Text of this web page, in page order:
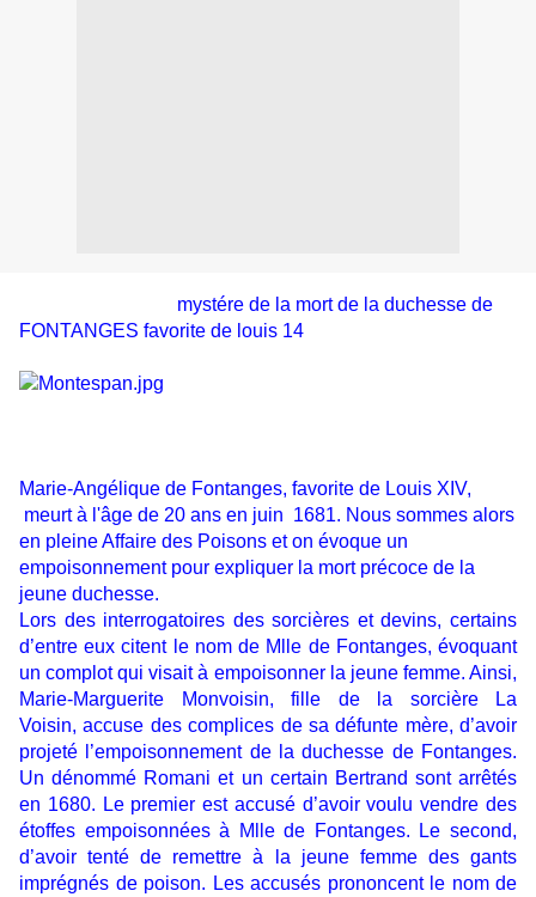
mystére de la mort de la duchesse de
FONTANGES favorite de louis 14
Marie-Angélique de Fontanges, favorite de Louis XIV,
meurt à l'âge de 20 ans en juin 1681. Nous sommes alors
en pleine Affaire des Poisons et on évoque un
empoisonnement pour expliquer la mort précoce de la
jeune duchesse.
Lors des interrogatoires des sorcières et devins, certains
d’entre eux citent le nom de Mlle de Fontanges, évoquant
un complot qui visait à empoisonner la jeune femme. Ainsi,
Marie-Marguerite Monvoisin, fille de la sorcière La
Voisin, accuse des complices de sa défunte mère, d’avoir
projeté l’empoisonnement de la duchesse de Fontanges.
Un dénommé Romani et un certain Bertrand sont arrêtés
en 1680. Le premier est accusé d’avoir voulu vendre des
étoffes empoisonnées à Mlle de Fontanges. Le second,
d’avoir tenté de remettre à la jeune femme des gants
imprégnés de poison. Les accusés prononcent le nom de